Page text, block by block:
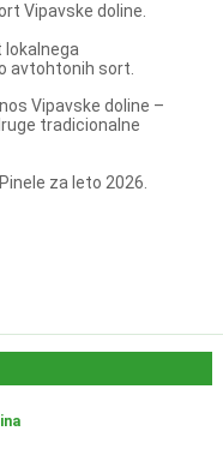
Vipavske doline.
avtohtonih sort.
Vipavske doline –
tradicionalne
za leto 2026.